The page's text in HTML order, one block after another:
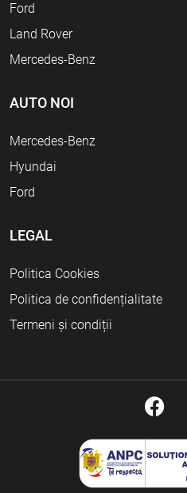
Ford
Land Rover
Mercedes-Benz
AUTO NOI
Mercedes-Benz
Hyundai
Ford
LEGAL
Politica Cookies
Politica de confidențialitate
Termeni și condiții